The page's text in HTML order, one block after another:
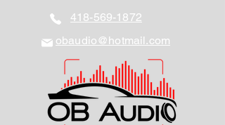
418-569-1872
obaudio@hotmail.com